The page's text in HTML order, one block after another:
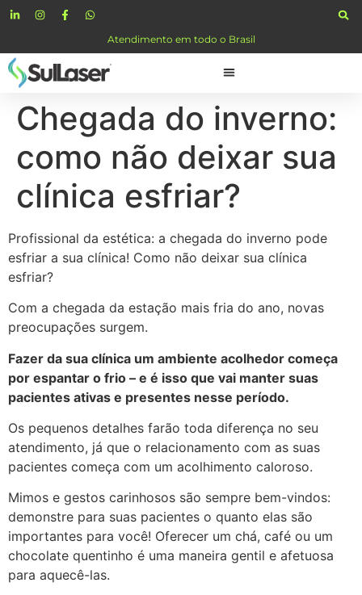
Atendimento em todo o Brasil
Chegada do inverno:
como não deixar sua
clínica esfriar?
Profissional da estética: a chegada do inverno pode
esfriar a sua clínica! Como não deixar sua clínica
esfriar?
Com a chegada da estação mais fria do ano, novas
preocupações surgem.
Fazer da sua clínica um ambiente acolhedor começa
por espantar o frio – e é isso que vai manter suas
pacientes ativas e presentes nesse período.
Os pequenos detalhes farão toda diferença no seu
atendimento, já que o relacionamento com as suas
pacientes começa com um acolhimento caloroso.
Mimos e gestos carinhosos são sempre bem-vindos:
demonstre para suas pacientes o quanto elas são
importantes para você! Oferecer um chá, café ou um
chocolate quentinho é uma maneira gentil e afetuosa
para aquecê-las.